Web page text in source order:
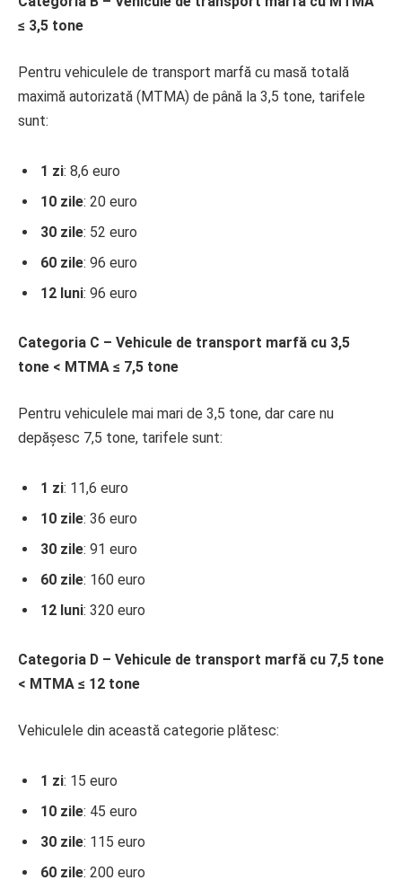
≤ 3,5 tone
Pentru vehiculele de transport marfă cu masă totală
maximă autorizată (MTMA) de până la 3,5 tone, tarifele
sunt:
1 zi: 8,6 euro
10 zile: 20 euro
30 zile: 52 euro
60 zile: 96 euro
12 luni: 96 euro
Categoria C – Vehicule de transport marfă cu 3,5
tone < MTMA ≤ 7,5 tone
Pentru vehiculele mai mari de 3,5 tone, dar care nu
depășesc 7,5 tone, tarifele sunt:
1 zi: 11,6 euro
10 zile: 36 euro
30 zile: 91 euro
60 zile: 160 euro
12 luni: 320 euro
Categoria D – Vehicule de transport marfă cu 7,5 tone
< MTMA ≤ 12 tone
Vehiculele din această categorie plătesc:
1 zi: 15 euro
10 zile: 45 euro
30 zile: 115 euro
60 zile: 200 euro